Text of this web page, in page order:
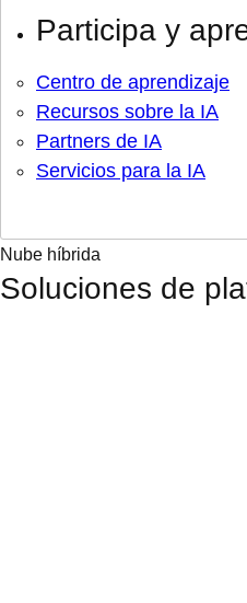
Participa y
Centro de aprendizaje
Recursos sobre la IA
Partners de IA
Servicios para la IA
Nube híbrida
Soluciones de